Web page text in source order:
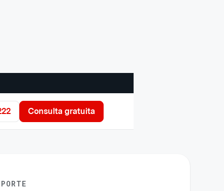
Consulta gratuita